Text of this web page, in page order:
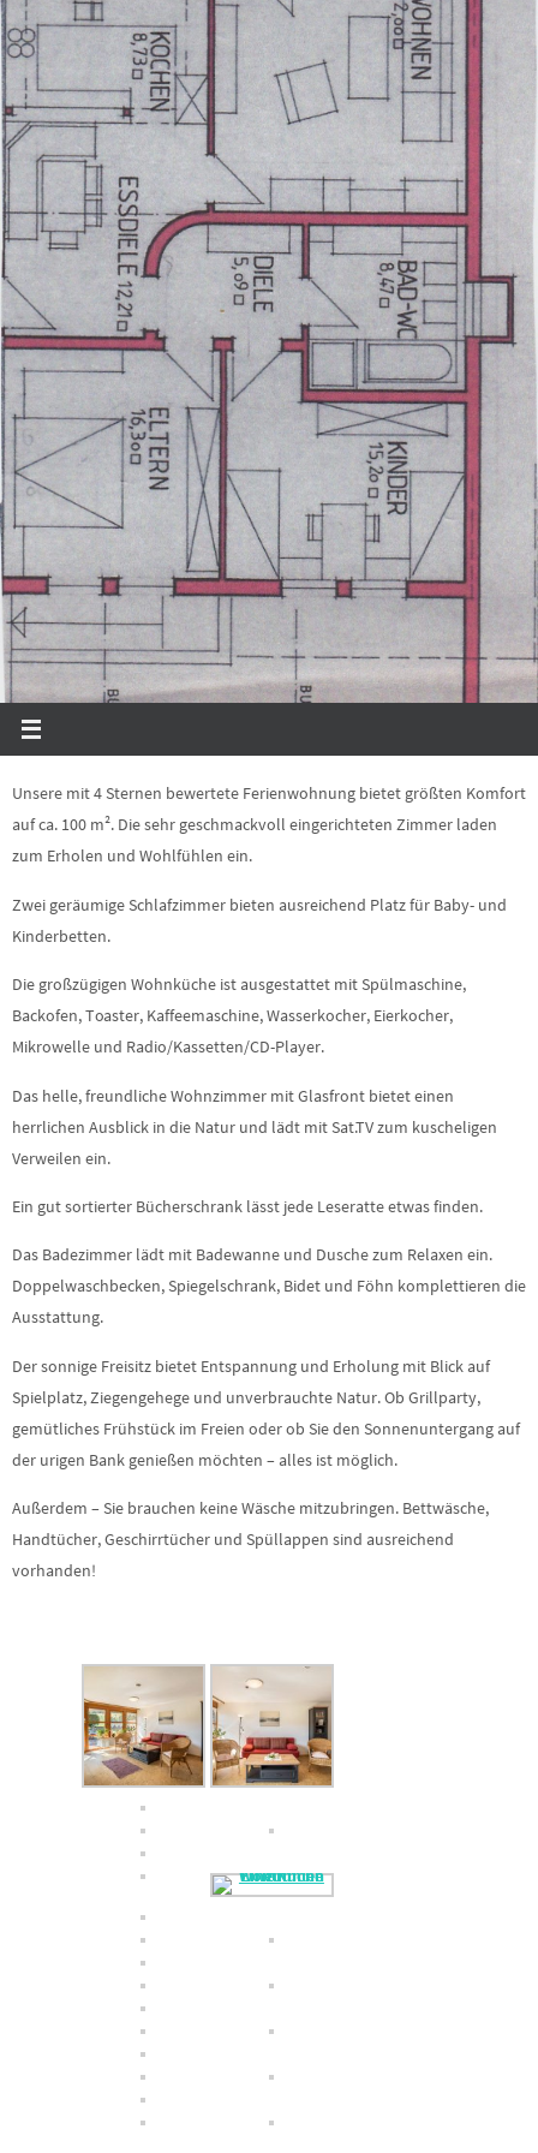
Unsere mit 4 Sternen bewertete Ferienwohnung bietet größten Komfort
auf ca. 100 m². Die sehr geschmackvoll eingerichteten Zimmer laden
zum Erholen und Wohlfühlen ein.
Zwei geräumige Schlafzimmer bieten ausreichend Platz für Baby- und
Kinderbetten.
Die großzügigen Wohnküche ist ausgestattet mit Spülmaschine,
Backofen, Toaster, Kaffeemaschine, Wasserkocher, Eierkocher,
Mikrowelle und Radio/Kassetten/CD-Player.
Das helle, freundliche Wohnzimmer mit Glasfront bietet einen
herrlichen Ausblick in die Natur und lädt mit Sat.TV zum kuscheligen
Verweilen ein.
Ein gut sortierter Bücherschrank lässt jede Leseratte etwas finden.
Das Badezimmer lädt mit Badewanne und Dusche zum Relaxen ein.
Doppelwaschbecken, Spiegelschrank, Bidet und Föhn komplettieren die
Ausstattung.
Der sonnige Freisitz bietet Entspannung und Erholung mit Blick auf
Spielplatz, Ziegengehege und unverbrauchte Natur. Ob Grillparty,
gemütliches Frühstück im Freien oder ob Sie den Sonnenuntergang auf
der urigen Bank genießen möchten – alles ist möglich.
Außerdem – Sie brauchen keine Wäsche mitzubringen. Bettwäsche,
Handtücher, Geschirrtücher und Spüllappen sind ausreichend
vorhanden!